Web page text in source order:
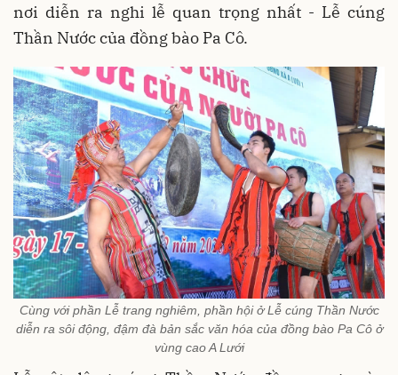
nơi diễn ra nghi lễ quan trọng nhất - Lễ cúng
Thần Nước của đồng bào Pa Cô.
Cùng với phần Lễ trang nghiêm, phần hội ở Lễ cúng Thần Nước
diễn ra sôi động, đậm đà bản sắc văn hóa của đồng bào Pa Cô ở
vùng cao A Lưới